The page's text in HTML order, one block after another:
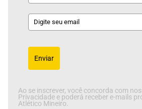
Enviar
Ao se inscrever, você concorda com
Privacidade e poderá receber e-mails
Atlético Mineiro.